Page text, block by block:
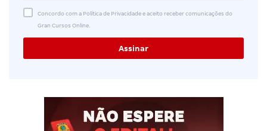
Concordo com a Política de Privacidade e aceito receber comunicações do
Gran Cursos Online.